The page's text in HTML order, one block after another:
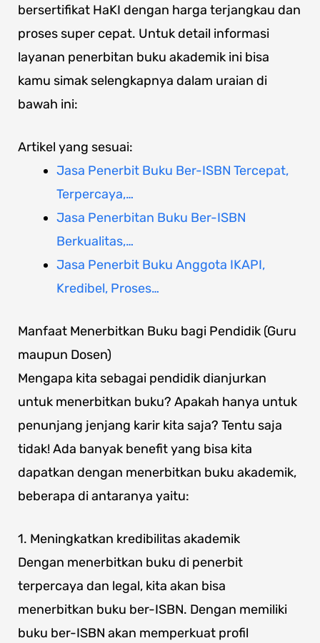
bersertifikat HaKI dengan harga terjangkau dan
proses super cepat. Untuk detail informasi
layanan penerbitan buku akademik ini bisa
kamu simak selengkapnya dalam uraian di
bawah ini:
Artikel yang sesuai:
Jasa Penerbit Buku Ber-ISBN Tercepat,
Terpercaya,…
Jasa Penerbitan Buku Ber-ISBN
Berkualitas,…
Jasa Penerbit Buku Anggota IKAPI,
Kredibel, Proses…
Manfaat Menerbitkan Buku bagi Pendidik (Guru
maupun Dosen)
Mengapa kita sebagai pendidik dianjurkan
untuk menerbitkan buku? Apakah hanya untuk
penunjang jenjang karir kita saja? Tentu saja
tidak! Ada banyak benefit yang bisa kita
dapatkan dengan menerbitkan buku akademik,
beberapa di antaranya yaitu:
1. Meningkatkan kredibilitas akademik
Dengan menerbitkan buku di penerbit
terpercaya dan legal, kita akan bisa
menerbitkan buku ber-ISBN. Dengan memiliki
buku ber-ISBN akan memperkuat profil